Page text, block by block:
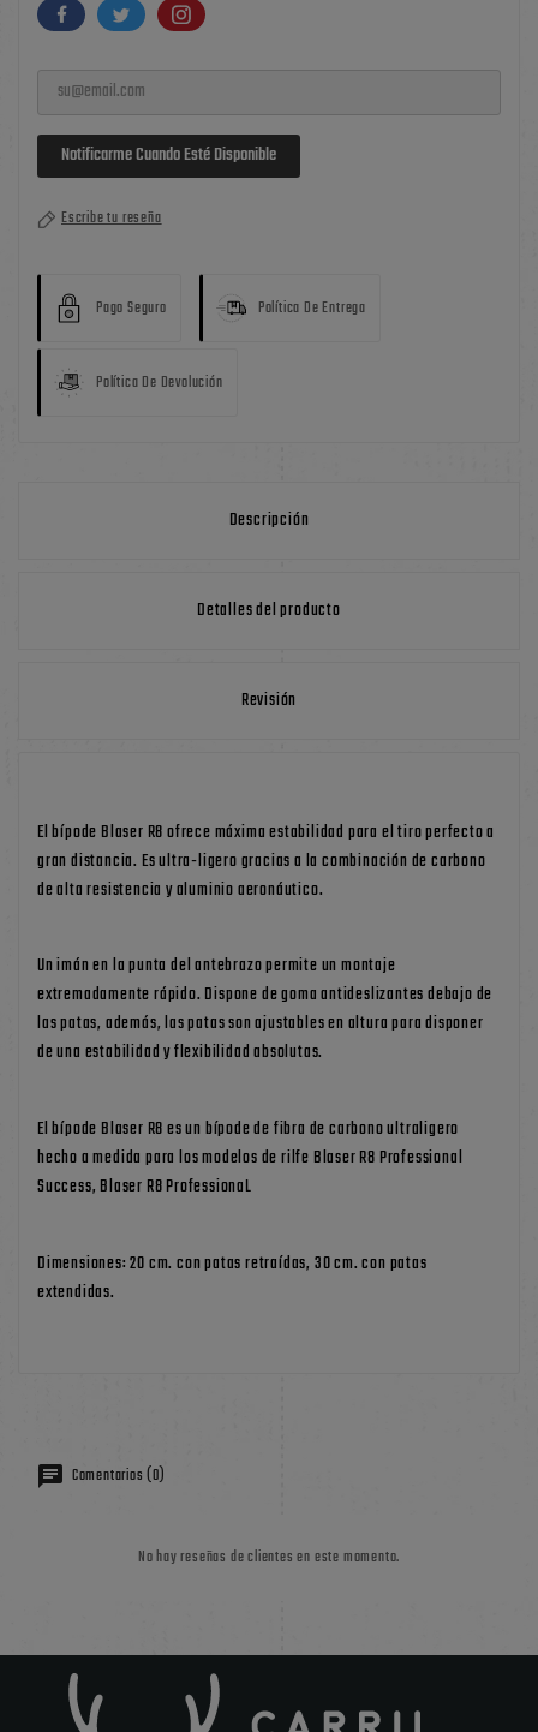
Notificarme Cuando Esté Disponible
Escribe tu reseña
Pago Seguro Política De Entrega
Política De Devolución
Descripción
Detalles del producto
Revisión
El bípode Blaser R8 ofrece máxima estabilidad para el tiro perfecto a
gran distancia. Es ultra-ligero gracias a la combinación de carbono
de alta resistencia y aluminio aeronáutico.
Un imán en la punta del antebrazo permite un montaje
extremadamente rápido. Dispone de goma antideslizantes debajo de
las patas, además, las patas son ajustables en altura para disponer
de una estabilidad y flexibilidad absolutas.
El bípode Blaser R8 es un bípode de fibra de carbono ultraligero
hecho a medida para los modelos de rilfe Blaser R8 Professional
Success, Blaser R8 ProfessionaL
Dimensiones: 20 cm. con patas retraídas, 30 cm. con patas
extendidas.
Comentarios (0)
No hay reseñas de clientes en este momento.